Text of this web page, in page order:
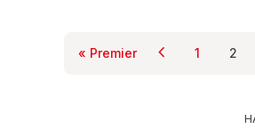
Première page
« Premier Page
chevron_left Page
1 2